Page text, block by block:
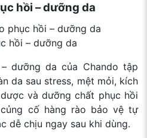
hồi – dưỡng da
hồi – dưỡng da
dưỡng da của Chando tập
da sau stress, mệt mỏi, kích
và dưỡng chất phục hồi
cố hàng rào bảo vệ tự
dễ chịu ngay sau khi dùng.